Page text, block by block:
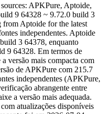
APKPure, Aptoide,
9 64328 ~ 9.72.0 build 3
Aptoide for the latest
independentes. Aptoide
3 64378, enquanto
9 64328. Em termos de
versão mais compacta com
de APKPure com 215.7
independentes (APKPure,
abrangente entre
a versão mais adequada.
atualizações disponíveis